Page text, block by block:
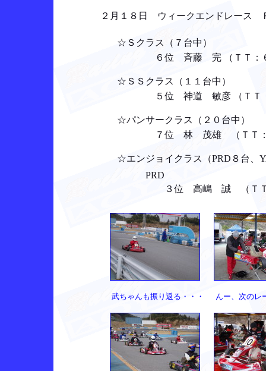
２月１８日 ウィークエンドレース
☆Ｓクラス（７台中）
６位 斉藤 完 （ＴＴ：６位
☆ＳＳクラス（１１台中）
５位 神道 敏彦 （ＴＴ：９
☆パンサークラス（２０台中）
７位 林 茂雄 （ＴＴ：１７
☆エンジョイクラス（PRD８台
PRD
３位 高嶋 誠 （ＴＴ： ５
武ちゃんも振り返る・・・ んー、次のレ